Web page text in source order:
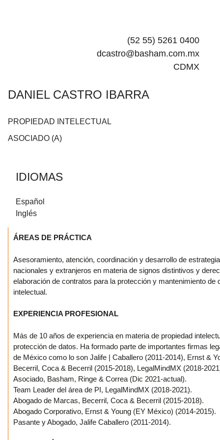
(52 55) 5261 0400
dcastro@basham.com.mx
CDMX
DANIEL CASTRO IBARRA
PROPIEDAD INTELECTUAL
ASOCIADO (A)
IDIOMAS
Español
Inglés
ÁREAS DE PRÁCTICA
Asesoramiento, atención, coordinación y desarrollo de
nacionales y extranjeros en materia de signos distintivos y
elaboración de contratos para la protección y mantenimiento de
intelectual.
EXPERIENCIA PROFESIONAL
Más de 10 años de experiencia en materia de propiedad
protección de datos. Ha formado parte de importantes firmas
de México como lo son Jalife | Caballero (2011-2014), Ernst &
Becerril, Coca & Becerril (2015-2018), LegalMindMX (2018-
Asociado, Basham, Ringe & Correa (Dic 2021-actual).
Team Leader del área de PI, LegalMindMX (2018-2021).
Abogado de Marcas, Becerril, Coca & Becerril (2015-2018).
Abogado Corporativo, Ernst & Young (EY México) (2014-2015).
Pasante y Abogado, Jalife Caballero (2011-2014).